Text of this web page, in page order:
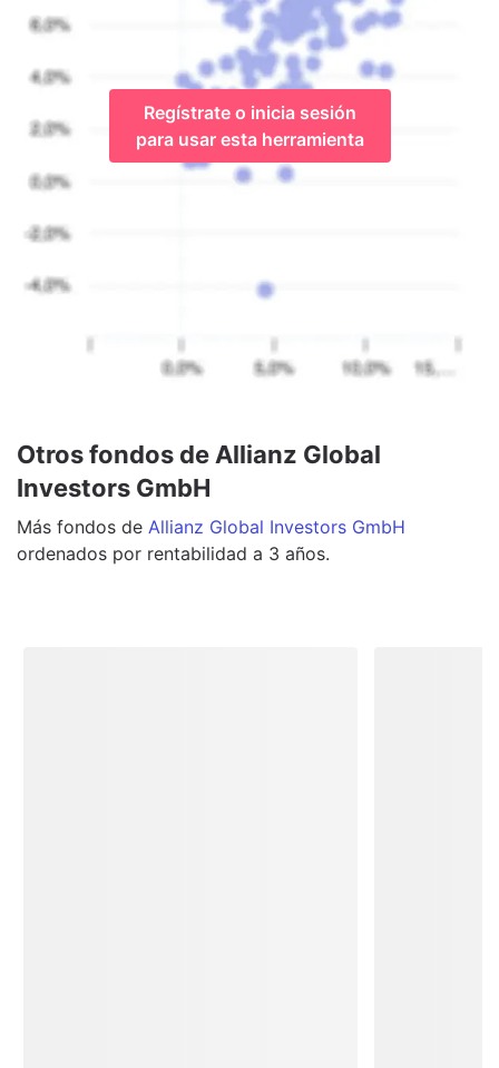
Regístrate o inicia sesión
para usar esta herramienta
Otros fondos de Allianz Global
Investors GmbH
Más fondos de Allianz Global Investors GmbH
ordenados por rentabilidad a 3 años.